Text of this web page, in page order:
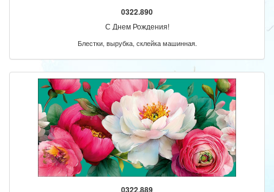
0322.890
С Днем Рождения!
Блестки, вырубка, склейка машинная.
0322.889